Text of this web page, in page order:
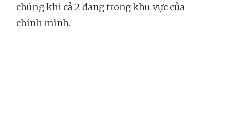
chúng khi cả 2 đang trong khu vực của
chính mình.